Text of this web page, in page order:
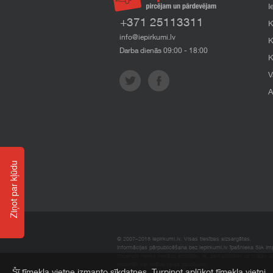
+371 25113311
info@iepirkumi.lv
Darba dienās 09:00 - 18:00
© 2007–2018 Iepirkumi.lv. Visas tiesības aizsargātas.
Informācijas pārpublicēšana bez iepirkumi.lv īpašnieka SIA
Ziņot par kļūdu